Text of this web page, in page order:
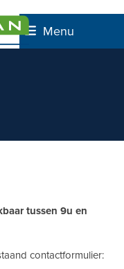
Menu
tussen 9u en
contactformulier: